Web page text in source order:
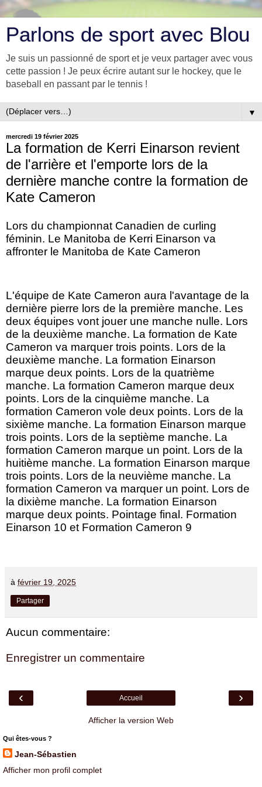
Parlons de sport avec Blou
Je suis un passionné de sport et je veux partager avec vous
cette passion ! Je peux écrire autant sur le hockey, que le
baseball en passant par le tennis !
▼
mercredi 19 février 2025
La formation de Kerri Einarson revient
de l'arrière et l'emporte lors de la
dernière manche contre la formation de
Kate Cameron
Lors du championnat Canadien de curling
féminin. Le Manitoba de Kerri Einarson va
affronter le Manitoba de Kate Cameron
L'équipe de Kate Cameron aura l'avantage de la
dernière pierre lors de la première manche. Les
deux équipes vont jouer une manche nulle. Lors
de la deuxième manche. La formation de Kate
Cameron va marquer trois points. Lors de la
deuxième manche. La formation Einarson
marque deux points. Lors de la quatrième
manche. La formation Cameron marque deux
points. Lors de la cinquième manche. La
formation Cameron vole deux points. Lors de la
sixième manche. La formation Einarson marque
trois points. Lors de la septième manche. La
formation Cameron marque un point. Lors de la
huitième manche. La formation Einarson marque
trois points. Lors de la neuvième manche. La
formation Cameron va marquer un point. Lors de
la dixième manche. La formation Einarson
marque deux points. Pointage final. Formation
Einarson 10 et Formation Cameron 9
à février 19, 2025
Partager
Aucun commentaire:
Enregistrer un commentaire
‹ ›
Accueil
Afficher la version Web
Qui êtes-vous ?
Jean-Sébastien
Afficher mon profil complet